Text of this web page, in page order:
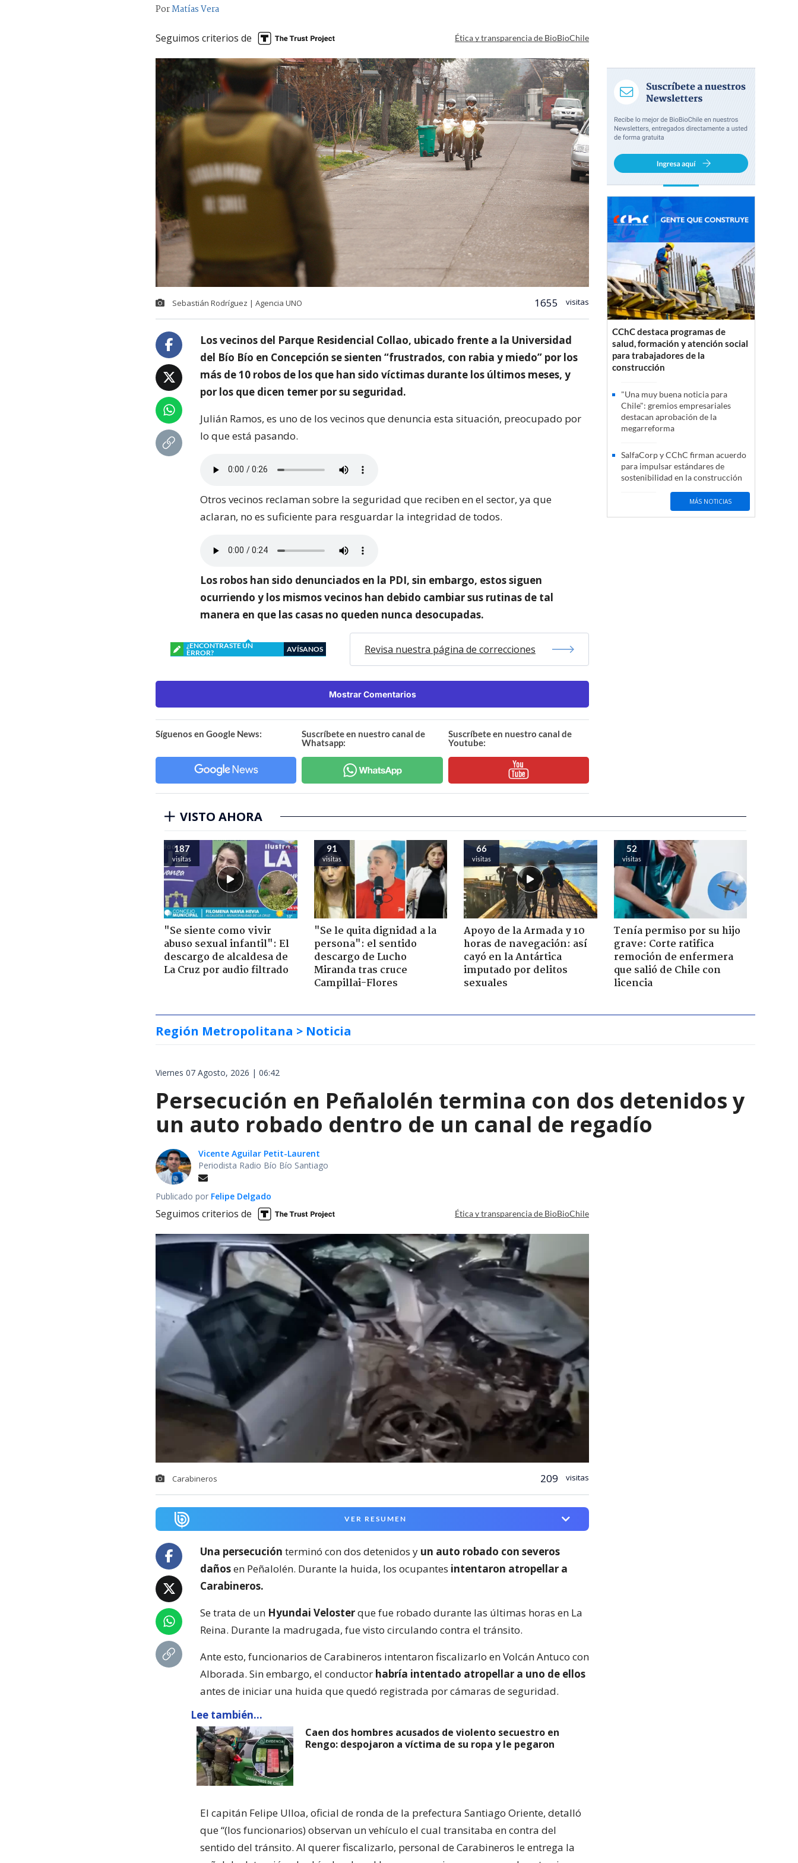
PorMatías Vera
Seguimos criterios de Ética y transparencia de BioBioChile
Sebastián Rodríguez | Agencia UNO 1655 visitas
Los vecinos del Parque Residencial Collao, ubicado frente a la Universidad
del Bío Bío en Concepción se sienten “frustrados, con rabia y miedo” por los
más de 10 robos de los que han sido víctimas durante los últimos meses, y
por los que dicen temer por su seguridad.
Julián Ramos, es uno de los vecinos que denuncia esta situación, preocupado por
lo que está pasando.
Otros vecinos reclaman sobre la seguridad que reciben en el sector, ya que
aclaran, no es suficiente para resguardar la integridad de todos.
Los robos han sido denunciados en la PDI, sin embargo, estos siguen
ocurriendo y los mismos vecinos han debido cambiar sus rutinas de tal
manera en que las casas no queden nunca desocupadas.
¿ENCONTRASTE UN
ERROR?
AVÍSANOS Revisa nuestra página de correcciones
Mostrar Comentarios
Síguenos en Google News:
Suscríbete en nuestro canal de
Whatsapp:
Suscríbete en nuestro canal de
Youtube:
CChC destaca programas de
salud, formación y atención social
para trabajadores de la
construcción
"Una muy buena noticia para
Chile": gremios empresariales
destacan aprobación de la
megarreforma
SalfaCorp y CChC firman acuerdo
para impulsar estándares de
sostenibilidad en la construcción
MÁS NOTICIAS
VISTO AHORA
187
visitas
"Se siente como vivir
abuso sexual infantil": El
descargo de alcaldesa de
La Cruz por audio filtrado
91
visitas
"Se le quita dignidad a la
persona": el sentido
descargo de Lucho
Miranda tras cruce
Campillai-Flores
66
visitas
Apoyo de la Armada y 10
horas de navegación: así
cayó en la Antártica
imputado por delitos
sexuales
52
visitas
Tenía permiso por su hijo
grave: Corte ratifica
remoción de enfermera
que salió de Chile con
licencia
Región Metropolitana > Noticia
Viernes 07 Agosto, 2026 | 06:42
Persecución en Peñalolén termina con dos detenidos y
un auto robado dentro de un canal de regadío
Vicente Aguilar Petit-Laurent
Periodista Radio Bío Bío Santiago
Publicado por Felipe Delgado
Seguimos criterios de Ética y transparencia de BioBioChile
Carabineros 209 visitas
VER RESUMEN
Una persecución terminó con dos detenidos y un auto robado con severos
dañosen Peñalolén. Durante la huida, los ocupantes intentaron atropellar a
Carabineros.
Se trata de un Hyundai Velosterque fue robado durante las últimas horas en La
Reina. Durante la madrugada, fue visto circulando contra el tránsito.
Ante esto, funcionarios de Carabineros intentaron fiscalizarlo en Volcán Antuco con
Alborada. Sin embargo, el conductor habría intentado atropellar a uno de ellos
antes de iniciar una huida que quedó registrada por cámaras de seguridad.
Lee también...
Caen dos hombres acusados de violento secuestro en
Rengo: despojaron a víctima de su ropa y le pegaron
El capitán Felipe Ulloa, oficial de ronda de la prefectura Santiago Oriente, detalló
que “(los funcionarios) observan un vehículo el cual transitaba en contra del
sentido del tránsito. Al querer fiscalizarlo, personal de Carabineros le entrega la